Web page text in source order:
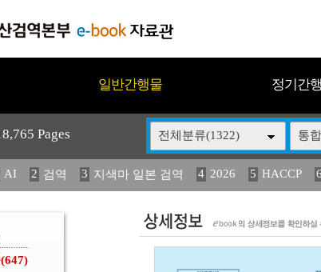
일반간행물 정기간
Pages 전체분류(1322) 통
AI 2 검역 3 지색마 일본 검역 4 2026 5 HACCP 6
2025 12 중독성 식물 도감 13 媛 異 14 (2013년도)
(647)